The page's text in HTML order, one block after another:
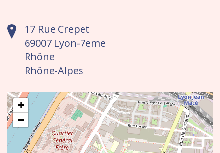
17 Rue Crepet
69007 Lyon-7eme
Rhône
Rhône-Alpes
+
−